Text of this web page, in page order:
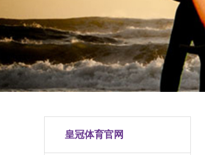
皇冠体育官网